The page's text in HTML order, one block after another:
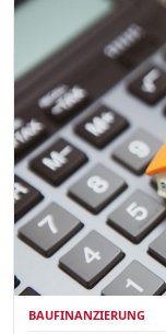
BAUFINANZIERUNG